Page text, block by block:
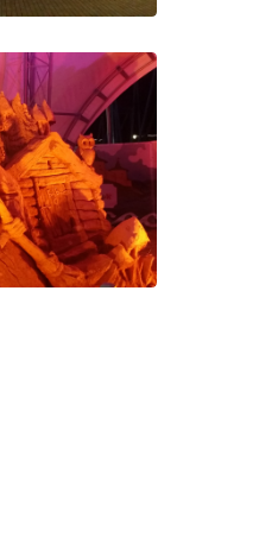
Сочи
стал более
для посетителей.